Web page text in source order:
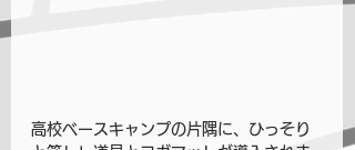
高校ベースキャンプの片隅に、ひっそり